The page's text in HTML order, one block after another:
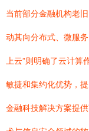
当前部分金融机构老
动其向分布式、微服
上云”则明确了云计算
敏捷和集约化优势，
金融科技解决方案提